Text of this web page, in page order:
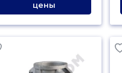
цены